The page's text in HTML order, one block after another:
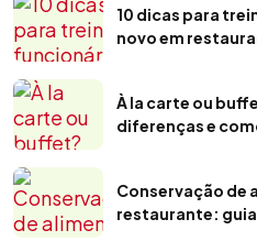
10 dicas para
novo em
À la carte ou
diferenças e
Conservação de
restaurante: